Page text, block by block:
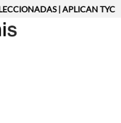
| APLICAN TYC